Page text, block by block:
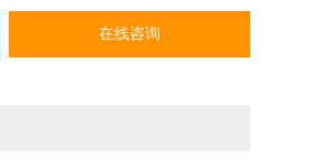
在线咨询